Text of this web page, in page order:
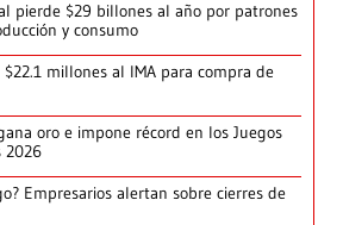
pierde $29 billones al año por patrones
y consumo
millones al IMA para compra de
oro e impone récord en los Juegos
2026
Empresarios alertan sobre cierres de